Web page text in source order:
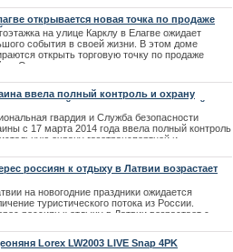
извинилось за нарушение
своей карьеры и именно здесь он начнет
сборную на новые высоты.
открывается новая точка по продаже
на улице Карклу в Елагве ожидает
события в своей жизни. В этом доме
открыть торговую точку по продаже
Открытие магазина задержалось, но он уже
в подсобном помещении, но ночью
выбито окно и судя по следам на пластиковой
ввела полный контроль и охрану
и газораспределительной
гвардия и Служба безопасности
с 17 марта 2014 года ввела полный контроль
охрану газотранспортной и
сделало по этому поводу отдельное
россиян к отдыху в Латвии возрастает
на новогодние праздники ожидается
туристического потока из России.
россиян к отдыху в Латвии возрастает с
Lorex LW2003 LIVE Snap 4PK